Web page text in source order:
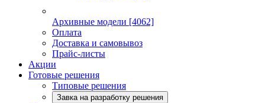
Архивные модели [4062]
Оплата
Доставка и самовывоз
Прайс-листы
Акции
Готовые решения
Типовые решения
Завка на разработку решения